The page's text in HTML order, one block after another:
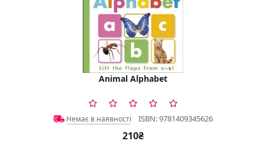
Animal Alphabet
Немає в наявності ISBN: 9781409345626
210₴